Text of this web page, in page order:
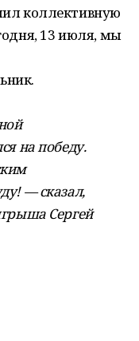
коллективную
13 июля, мы
на победу.
— сказал,
Сергей